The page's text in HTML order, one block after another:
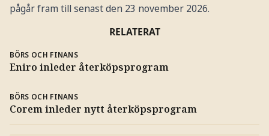
pågår fram till senast den 23 november 2026.
RELATERAT
BÖRS OCH FINANS
Eniro inleder återköpsprogram
BÖRS OCH FINANS
Corem inleder nytt återköpsprogram